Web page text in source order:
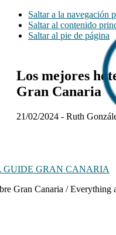
Saltar a la navegación
Saltar al contenido
Saltar al pie de página
GUIDE GRAN CANARIA
Gran Canaria / Everything
Los mejores
Gran Canaria
21/02/2024 - Ruth